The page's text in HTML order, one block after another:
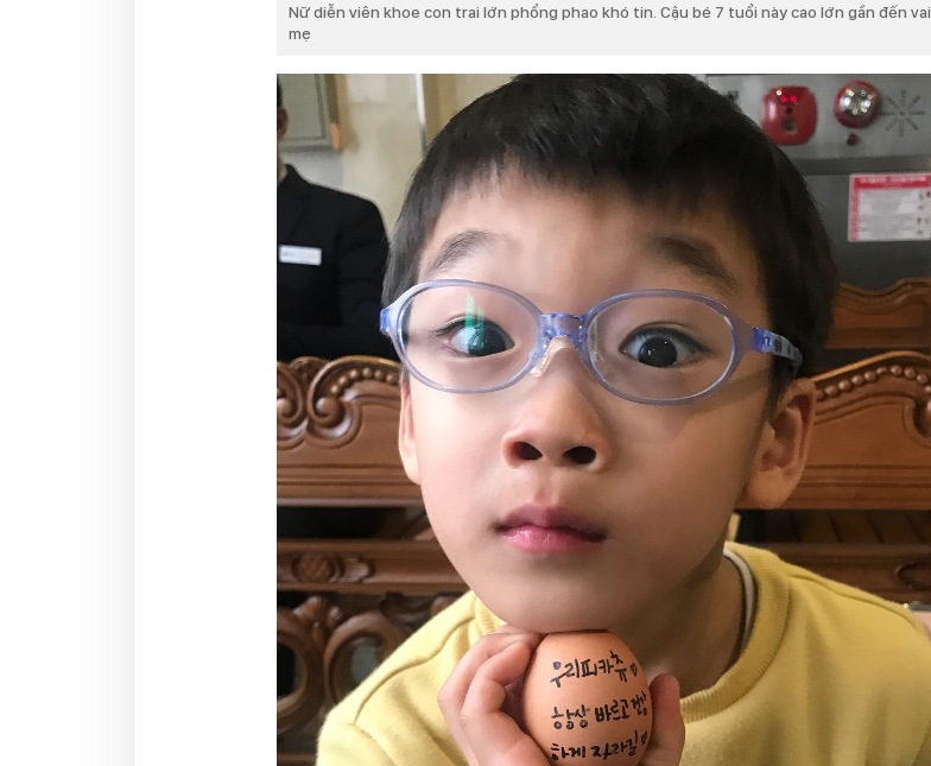
Nữ diễn viên khoe con trai lớn phổng phao khó tin. Cậu bé 7 tuổi này cao lớn gần đến vai
mẹ